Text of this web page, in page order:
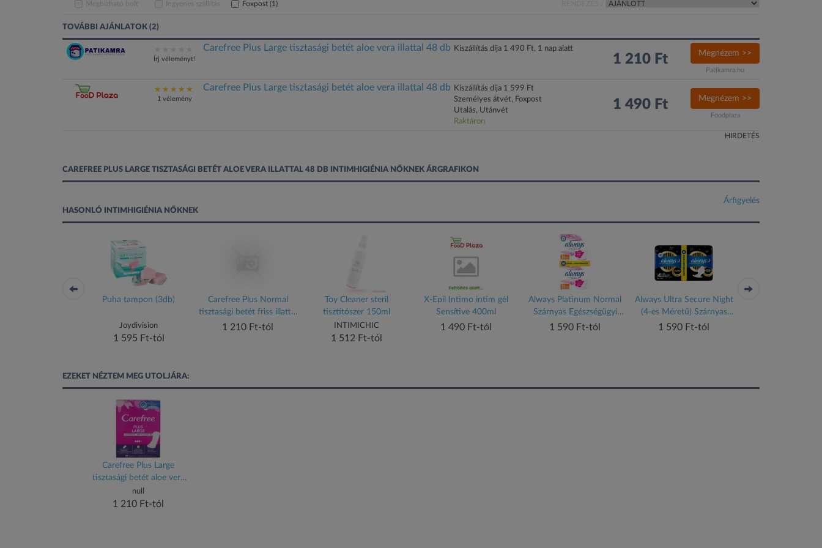
Megbízható bolt Ingyenes szállítás Foxpost (1)
TOVÁBBI AJÁNLATOK (2)
Írj véleményt!
Carefree Plus Large tisztasági betét aloe vera illattal 48 db Kiszállítás díja 1 490 Ft, 1 nap alatt
1 210 Ft Megnézem >>
Patikamra.hu
1 vélemény
Carefree Plus Large tisztasági betét aloe vera illattal 48 db
Kiszállítás díja 1 599 Ft
Személyes átvét, Foxpost
Utalás, Utánvét
Raktáron
1 490 Ft Megnézem >>
Foodplaza
HIRDETÉS
CAREFREE PLUS LARGE TISZTASÁGI BETÉT ALOE VERA ILLATTAL 48 DB INTIMHIGIÉNIA NŐKNEK ÁRGRAFIKON
Árfigyelés
HASONLÓ INTIMHIGIÉNIA NŐKNEK
Puha tampon (3db)
Joydivision
1 595 Ft-tól
Carefree Plus Normal
tisztasági betét friss illattal
56 db
1 210 Ft-tól
Toy Cleaner steril
tisztítószer 150ml
INTIMICHIC
1 512 Ft-tól
X-Epil Intimo intim gél
Sensítive 400ml
1 490 Ft-tól
Always Platinum Normal
Szárnyas Egészségügyi
Betét, 20 db
1 590 Ft-tól
Always Ultra Secure Night
(4-es Méretű) Szárnyas
Betét Egészségügyi Betét,
1 590 Ft-tól
EZEKET NÉZTEM MEG UTOLJÁRA:
Carefree Plus Large
tisztasági betét aloe vera
illattal 48 db
null
1 210 Ft-tól